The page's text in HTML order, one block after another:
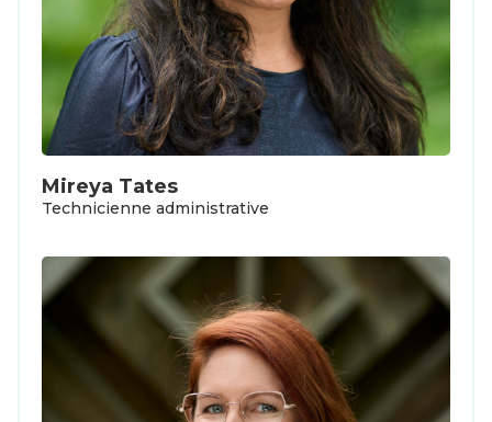
Mireya Tates
Technicienne administrative